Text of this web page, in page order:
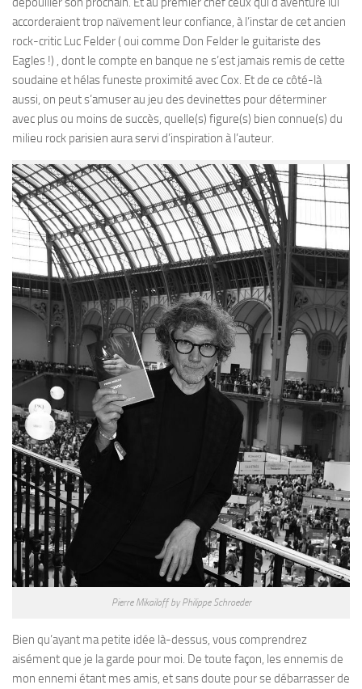
accorderaient trop naïvement leur confiance, à l’instar de cet ancien
rock-critic Luc Felder ( oui comme Don Felder le guitariste des
Eagles !) , dont le compte en banque ne s’est jamais remis de cette
soudaine et hélas funeste proximité avec Cox. Et de ce côté-là
aussi, on peut s’amuser au jeu des devinettes pour déterminer
avec plus ou moins de succès, quelle(s) figure(s) bien connue(s) du
milieu rock parisien aura servi d’inspiration à l’auteur.
Pierre Mikailoff by Philippe Schroeder
Bien qu’ayant ma petite idée là-dessus, vous comprendrez
aisément que je la garde pour moi. De toute façon, les ennemis de
mon ennemi étant mes amis, et sans doute pour se débarrasser de